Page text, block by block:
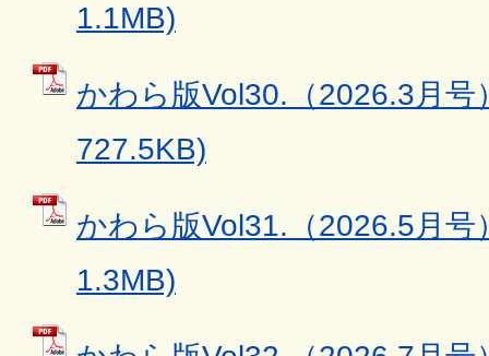
1.1MB)
かわら版Vol30.（2026.3月号
727.5KB)
かわら版Vol31.（2026.5月号
1.3MB)